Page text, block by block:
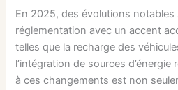
En 2025, des évolutions
réglementation avec un accent
telles que la recharge des
l’intégration de sources d’énergie
à ces changements est non